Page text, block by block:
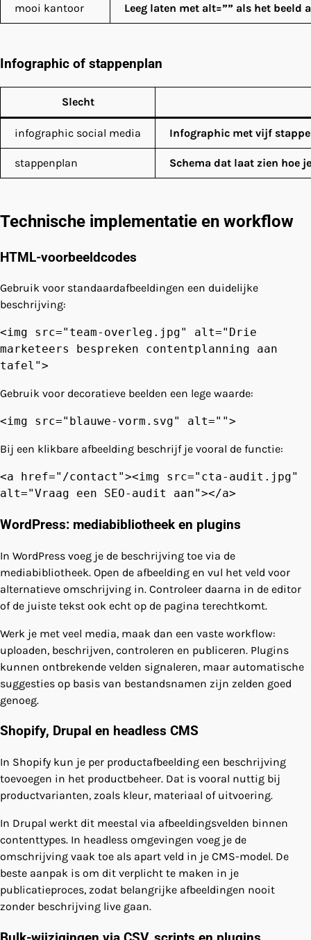
mooi kantoor Leeg laten met alt=”” als het beeld
Infographic of stappenplan
Slecht
infographic social media Infographic met vijf
stappenplan Schema dat laat zien hoe
Technische implementatie en workflow
HTML-voorbeeldcodes
Gebruik voor standaardafbeeldingen een duidelijke
beschrijving:
<img src="team-overleg.jpg" alt="Drie
marketeers bespreken contentplanning aan
tafel">
Gebruik voor decoratieve beelden een lege waarde:
<img src="blauwe-vorm.svg" alt="">
Bij een klikbare afbeelding beschrijf je vooral de functie:
<a href="/contact"><img src="cta-audit.jpg"
alt="Vraag een SEO-audit aan"></a>
WordPress: mediabibliotheek en plugins
In WordPress voeg je de beschrijving toe via de
mediabibliotheek. Open de afbeelding en vul het veld voor
alternatieve omschrijving in. Controleer daarna in de editor
of de juiste tekst ook echt op de pagina terechtkomt.
Werk je met veel media, maak dan een vaste workflow:
uploaden, beschrijven, controleren en publiceren. Plugins
kunnen ontbrekende velden signaleren, maar automatische
suggesties op basis van bestandsnamen zijn zelden goed
genoeg.
Shopify, Drupal en headless CMS
In Shopify kun je per productafbeelding een beschrijving
toevoegen in het productbeheer. Dat is vooral nuttig bij
productvarianten, zoals kleur, materiaal of uitvoering.
In Drupal werkt dit meestal via afbeeldingsvelden binnen
contenttypes. In headless omgevingen voeg je de
omschrijving vaak toe als apart veld in je CMS-model. De
beste aanpak is om dit verplicht te maken in je
publicatieproces, zodat belangrijke afbeeldingen nooit
zonder beschrijving live gaan.